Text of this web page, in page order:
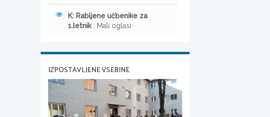
K: Rabljene učbenike za
1.letnik : Mali oglasi
IZPOSTAVLJENE VSEBINE